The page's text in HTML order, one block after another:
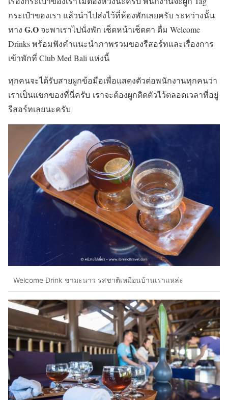
กระเป๋าของเรา แล้วนำไปส่งไว้ที่ห้องพักเลยครับ ระหว่างนั้น
ทาง G.O จะพาเราไปนั่งพัก เช็ดหน้าเช็ดตา ดื่ม Welcome
Drinks พร้อมฟังคำแนะนำภาพรวมของรีสอร์ทและเรื่องการ
เข้าพักที่ Club Med Bali แห่งนี้
ทุกคนจะได้รับสายผูกข้อมือเพื่อแสดงตัวต่อพนักงานทุกคนว่า
เราเป็นแขกของที่นี่ครับ เราจะต้องผูกติดตัวไว้ตลอดเวลาที่อยู่
รีสอร์ทเลยนะครับ
Welcome Drink ชามะนาว รสชาติเหมือนบ้านเราแหล่ะ